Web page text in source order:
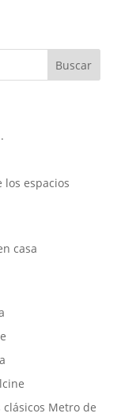
los espacios
casa
Metro de